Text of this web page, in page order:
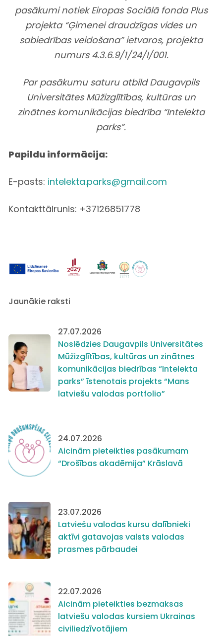
pasākumi notiek Eiropas Sociālā fonda Plus
projekta “Ģimenei draudzīgas vides un
sabiedrības veidošana” ietvaros, projekta
numurs 4.3.6.9/1/24/I/001.
Par pasākumu saturu atbild Daugavpils
Universitātes Mūžizglītības, kultūras un
zinātnes komunikācijas biedrība “Intelekta
parks”.
Papildu informācija:
E-pasts: intelekta.parks@gmail.com
Kontakttālrunis: +37126851778
Jaunākie raksti
27.07.2026
Noslēdzies Daugavpils Universitātes
Mūžizglītības, kultūras un zinātnes
komunikācijas biedrības “Intelekta
parks” īstenotais projekts “Mans
latviešu valodas portfolio”
24.07.2026
Aicinām pieteikties pasākumam
“Drošības akadēmija” Krāslavā
23.07.2026
Latviešu valodas kursu dalībnieki
aktīvi gatavojas valsts valodas
prasmes pārbaudei
22.07.2026
Aicinām pieteikties bezmaksas
latviešu valodas kursiem Ukrainas
civiliedzīvotājiem